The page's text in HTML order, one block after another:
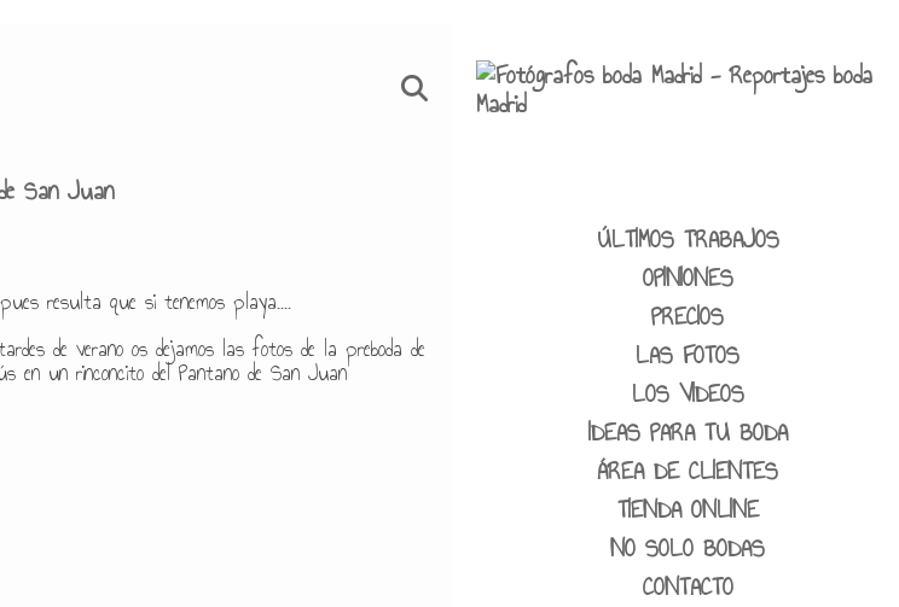
ÚLTIMOS TRABAJOS
OPINIONES
PRECIOS
LAS FOTOS
LOS VIDEOS
IDEAS PARA TU BODA
ÁREA DE CLIENTES
TIENDA ONLINE
NO SOLO BODAS
CONTACTO
San Juan
resulta que si tenemos playa....
de verano os dejamos las fotos de la preboda de
en un rinconcito del Pantano de San Juan